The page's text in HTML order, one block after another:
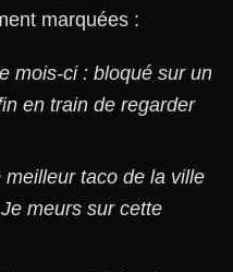
marquées :
mois-ci : bloqué sur un
en train de regarder
meilleur taco de la ville
meurs sur cette